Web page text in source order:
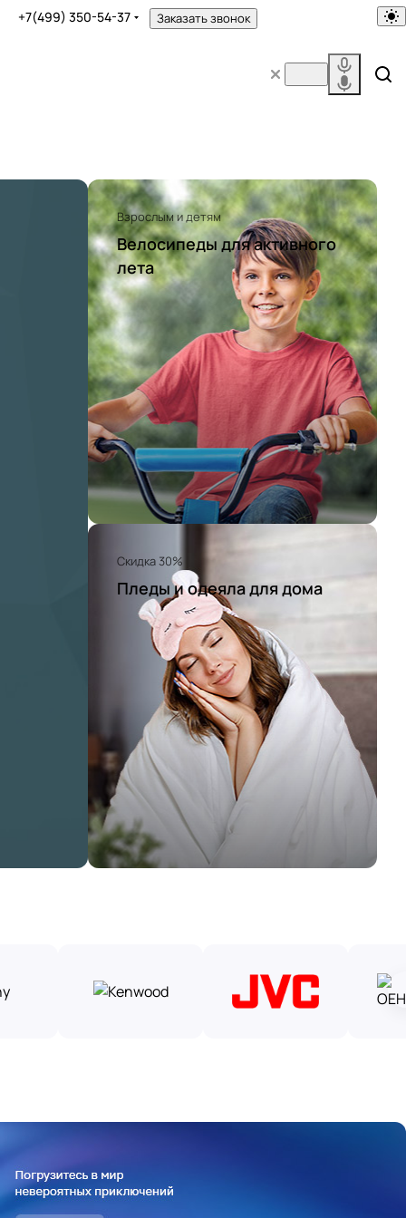
+7(499) 350-54-37 Заказать звонок
Взрослым и детям
Велосипеды для активного
лета
Скидка 30%
Пледы и одеяла для дома